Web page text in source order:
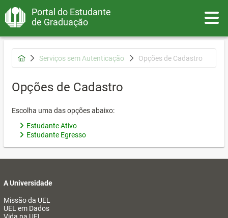
Portal do Estudante
de Graduação
Serviços sem Autenticação Opções de Cadastro
Opções de Cadastro
Escolha uma das opções abaixo:
Estudante Ativo
Estudante Egresso
A Universidade
Missão da UEL
UEL em Dados